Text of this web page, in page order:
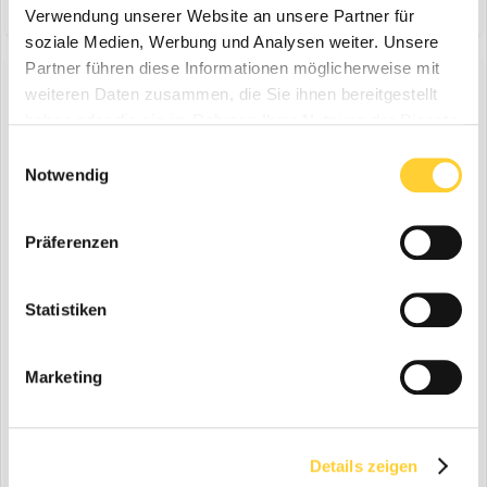
Verwendung unserer Website an unsere Partner für
soziale Medien, Werbung und Analysen weiter. Unsere
Partner führen diese Informationen möglicherweise mit
weiteren Daten zusammen, die Sie ihnen bereitgestellt
Notwendig
Präferenzen
Statistiken
Marketing
Details zeigen
Produktportfolio u...
Sennebogen
Umschlagmaschine ausgeliefert. Seither hat die beeindruckende